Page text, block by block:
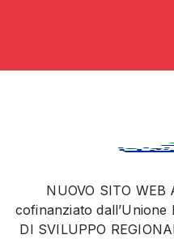
NUOVO SITO WEB
cofinanziato dall’Unione
DI SVILUPPO